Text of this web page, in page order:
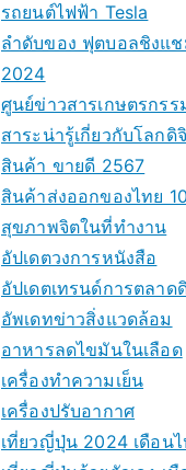
รถยนต์ไฟฟ้า Tesla
ลำดับของ ฟุตบอลชิงแ
2024
ศูนย์ข่าวสารเกษตรกรร
สาระน่ารู้เกี่ยวกับโลกดิ
สินค้า ขายดี 2567
สินค้าส่งออกของไทย
สุขภาพจิตในที่ทำงาน
อัปเดตวงการหนังสือ
อัปเดตเทรนด์การตลาด
อัพเดทข่าวสิ่งแวดล้อม
อาหารลดไขมันในเลือด
เครื่องทำความเย็น
เครื่องปรับอากาศ
เที่ยวญี่ปุ่น 2024 เดือน